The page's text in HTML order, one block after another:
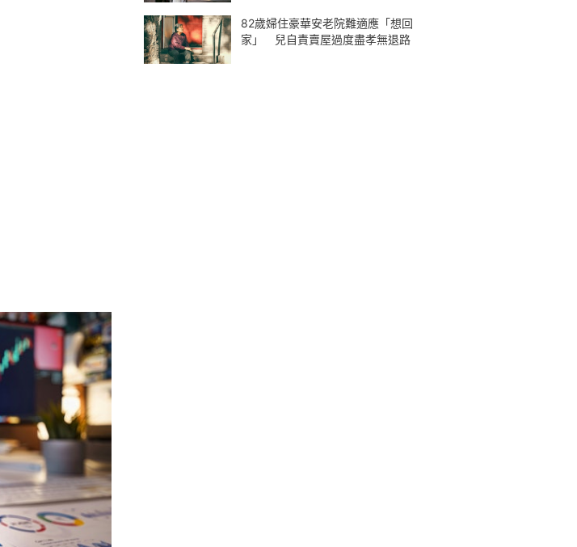
82歲婦住豪華安老院難適應「想回
家」 兒自責賣屋過度盡孝無退路